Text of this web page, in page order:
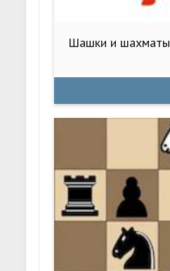
Шашки и шахматы